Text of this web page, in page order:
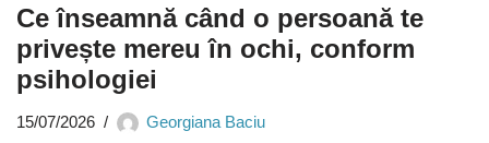
Ce înseamnă când o persoană te
privește mereu în ochi, conform
psihologiei
15/07/2026 Georgiana Baciu